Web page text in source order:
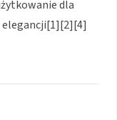
dla
elegancji[1][2][4]